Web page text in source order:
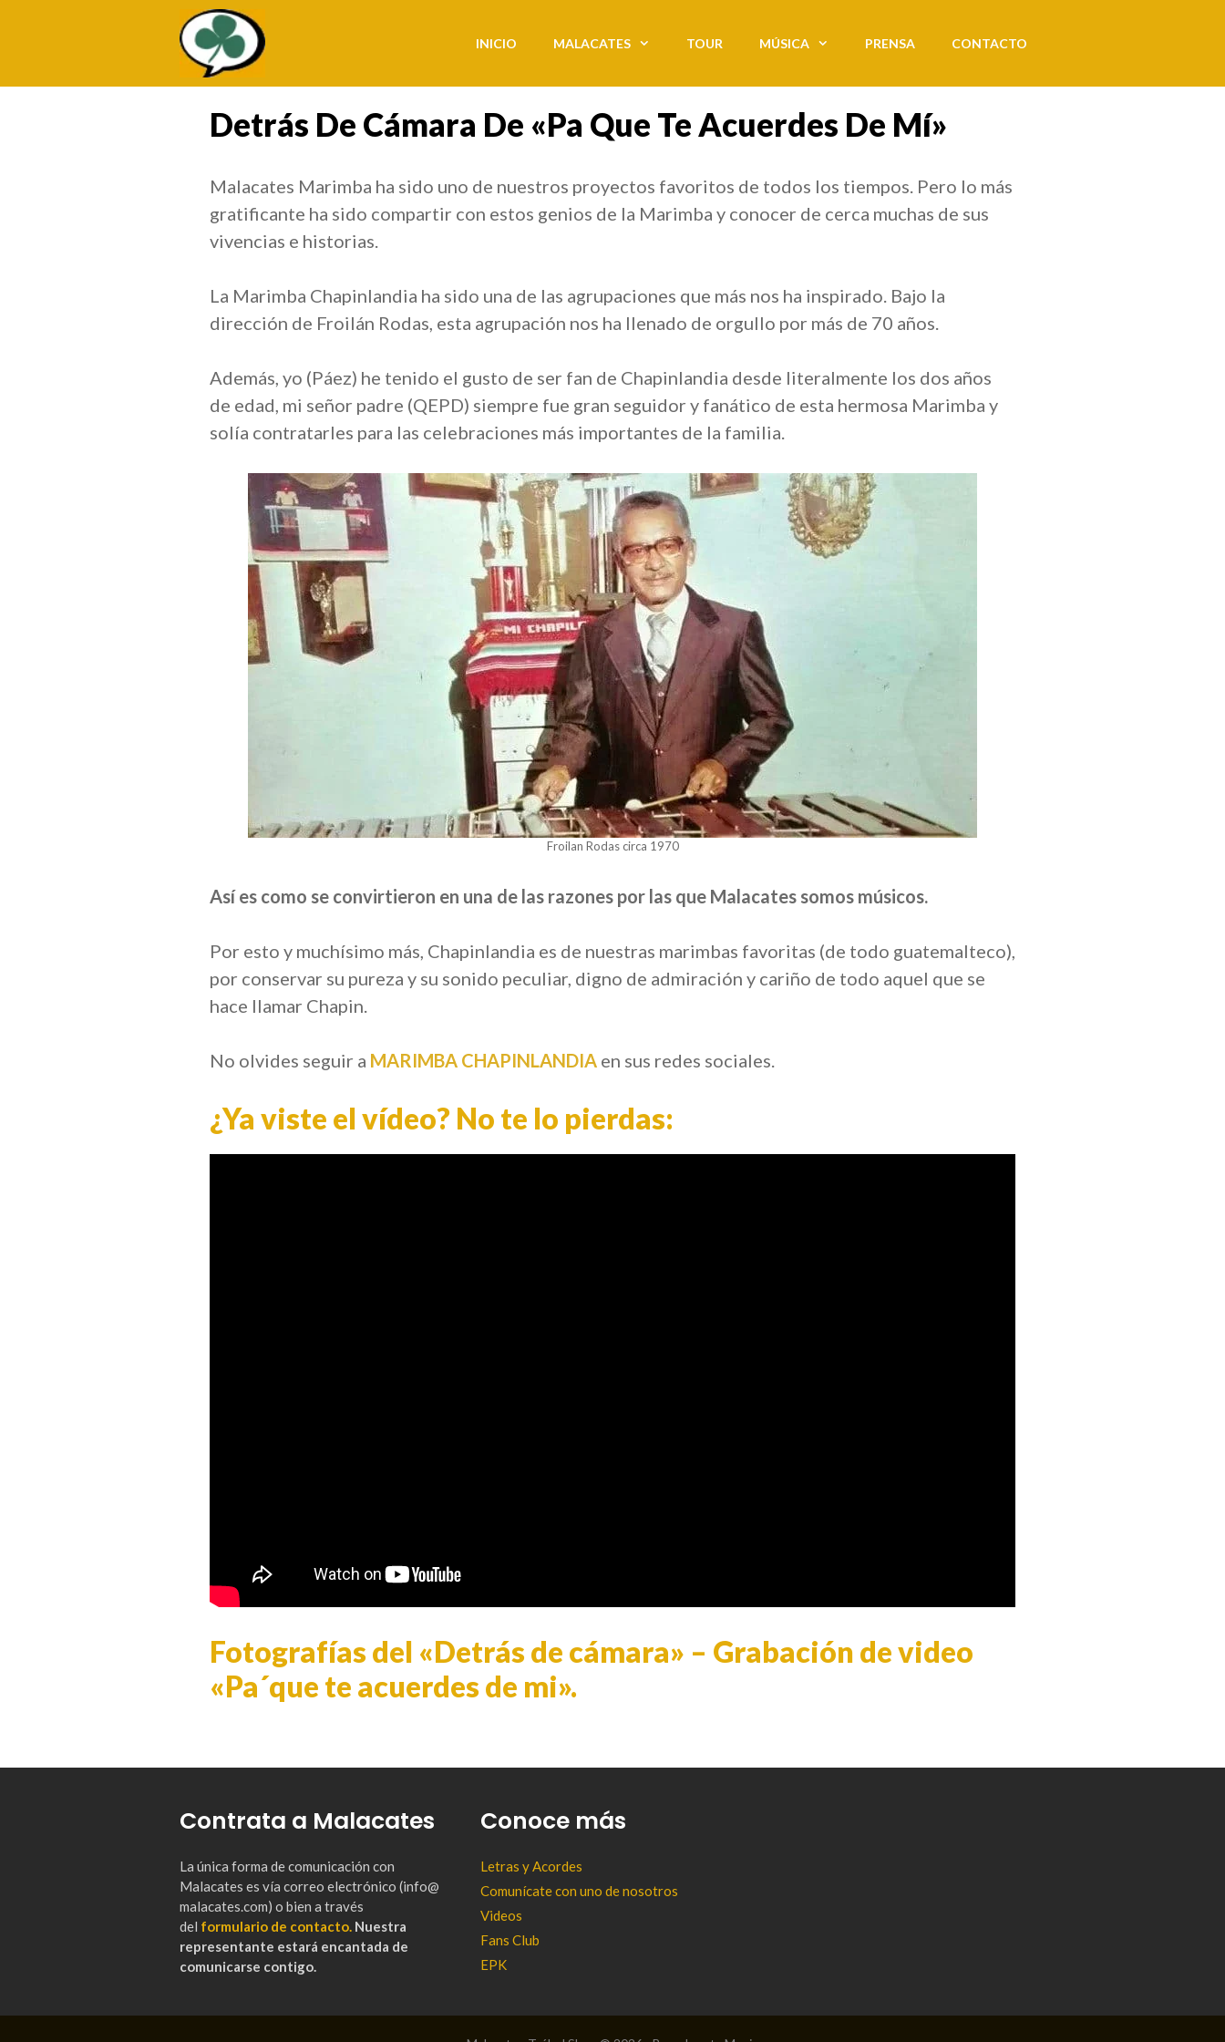
INICIO MALACATES TOUR MÚSICA PRENSA CONTACTO
Detrás De Cámara De «pa Que Te Acuerdes De Mí»
Malacates Marimba ha sido uno de nuestros proyectos favoritos de todos los tiempos. Pero lo más
gratificante ha sido compartir con estos genios de la Marimba y conocer de cerca muchas de sus
vivencias e historias.
La Marimba Chapinlandia ha sido una de las agrupaciones que más nos ha inspirado. Bajo la
dirección de Froilán Rodas, esta agrupación nos ha llenado de orgullo por más de 70 años.
Además, yo (Páez) he tenido el gusto de ser fan de Chapinlandia desde literalmente los dos años
de edad, mi señor padre (QEPD) siempre fue gran seguidor y fanático de esta hermosa Marimba y
solía contratarles para las celebraciones más importantes de la familia.
Froilan Rodas circa 1970
Así es como se convirtieron en una de las razones por las que Malacates somos músicos.
Por esto y muchísimo más, Chapinlandia es de nuestras marimbas favoritas (de todo guatemalteco),
por conservar su pureza y su sonido peculiar, digno de admiración y cariño de todo aquel que se
hace llamar Chapin.
No olvides seguir a MARIMBA CHAPINLANDIA en sus redes sociales.
¿Ya viste el vídeo? No te lo pierdas:
Fotografías del «Detrás de cámara» – Grabación de video
«Pa´que te acuerdes de mi».
Contrata a Malacates
La única forma de comunicación con
Malacates es vía correo electrónico (info@
malacates.com) o bien a través
del formulario de contacto. Nuestra
representante estará encantada de
comunicarse contigo.
Conoce más
Letras y Acordes
Comunícate con uno de nosotros
Videos
Fans Club
EPK